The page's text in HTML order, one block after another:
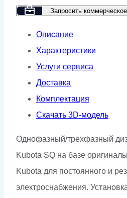
SQ-
Запросить
Описание
Характеристики
Услуги сервиса
Доставка
Комплектация
Скачать 3D-модель
Однофазный/трехфазный
Kubota SQ на базе
Kubota для постоянного и
электроснабжения.